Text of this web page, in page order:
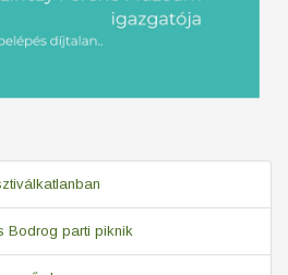
Bodrog parti piknik